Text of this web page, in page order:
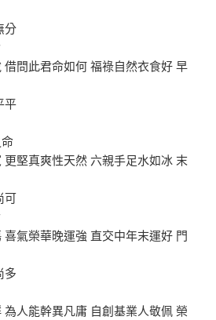
分
問此君命如何 福祿自然衣食好 早
平
堅真爽性天然 六親手足水如冰 末
可
氣榮華晚運強 直交中年末運好 門
多
人能幹異凡庸 自創基業人敬佩 榮